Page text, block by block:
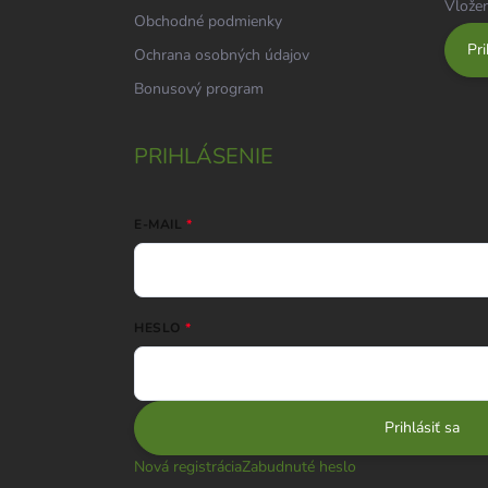
Obchodné podmienky
Ochrana osobných údajov
Bonusový program
PRIHLÁSENIE
E-MAIL
HESLO
Prihlásiť sa
Nová registráciaZabudnuté heslo